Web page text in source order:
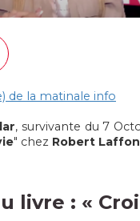
de la matinale info
, survivante du 7
" chez Robert
livre : «